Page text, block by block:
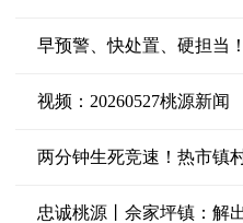
早预警、快处置、硬担当
视频：20260527桃源新闻
两分钟生死竞速！热市镇
忠诚桃源丨佘家坪镇：解